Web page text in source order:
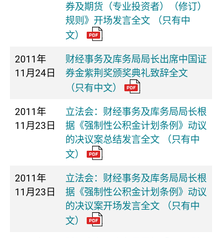
券及期货（专业投资者）（修订）
规则》开场发言全文 （只有中
文）
2011年
11月24日
财经事务及库务局局长出席中国证
券金紫荆奖颁奖典礼致辞全文
（只有中文）
2011年
11月23日
立法会：财经事务及库务局局长根
据《强制性公积金计划条例》动议
的决议案总结发言全文 （只有中
文）
2011年
11月23日
立法会：财经事务及库务局局长根
据《强制性公积金计划条例》动议
的决议案开场发言全文 （只有中
文）